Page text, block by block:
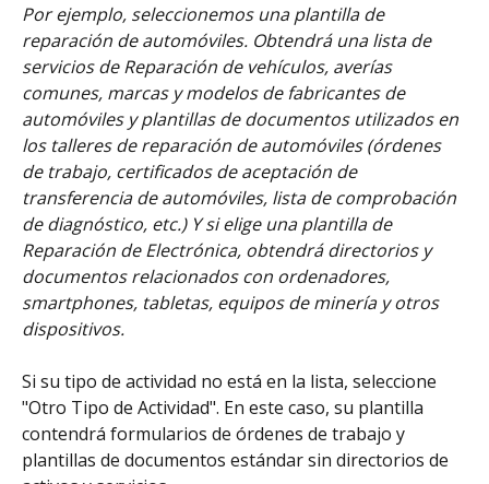
Por ejemplo, seleccionemos una plantilla de
reparación de automóviles. Obtendrá una lista de
servicios de Reparación de vehículos, averías
comunes, marcas y modelos de fabricantes de
automóviles y plantillas de documentos utilizados en
los talleres de reparación de automóviles (órdenes
de trabajo, certificados de aceptación de
transferencia de automóviles, lista de comprobación
de diagnóstico, etc.) Y si elige una plantilla de
Reparación de Electrónica, obtendrá directorios y
documentos relacionados con ordenadores,
smartphones, tabletas, equipos de minería y otros
dispositivos.
Si su tipo de actividad no está en la lista, seleccione
"Otro Tipo de Actividad". En este caso, su plantilla
contendrá formularios de órdenes de trabajo y
plantillas de documentos estándar sin directorios de